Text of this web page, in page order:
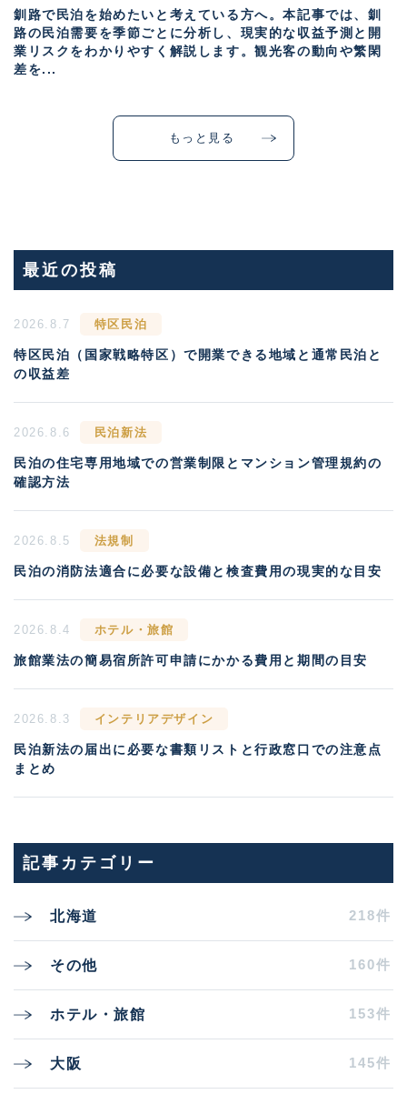
釧路で民泊を始めたいと考えている方へ。本記事では、釧
路の民泊需要を季節ごとに分析し、現実的な収益予測と開
業リスクをわかりやすく解説します。観光客の動向や繁閑
差を...
もっと見る
最近の投稿
2026.8.7 特区民泊
特区民泊（国家戦略特区）で開業できる地域と通常民泊と
の収益差
2026.8.6 民泊新法
民泊の住宅専用地域での営業制限とマンション管理規約の
確認方法
2026.8.5 法規制
民泊の消防法適合に必要な設備と検査費用の現実的な目安
2026.8.4 ホテル・旅館
旅館業法の簡易宿所許可申請にかかる費用と期間の目安
2026.8.3 インテリアデザイン
民泊新法の届出に必要な書類リストと行政窓口での注意点
まとめ
記事カテゴリー
北海道 218件
その他 160件
ホテル・旅館 153件
大阪 145件